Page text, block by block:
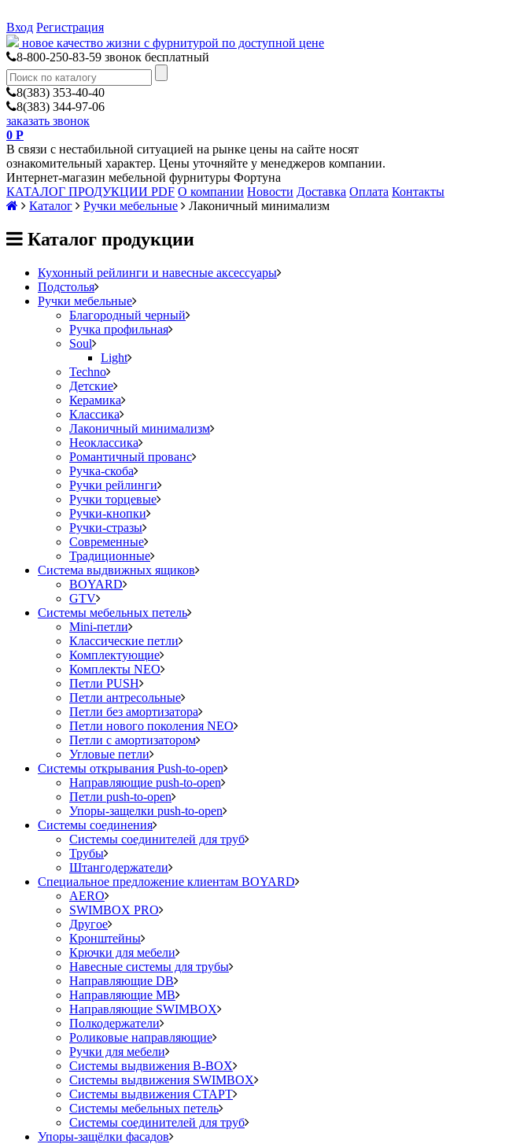
Вход Регистрация
новое качество жизни с фурнитурой по доступной цене
8-800-250-83-59 звонок бесплатный
8(383) 353-40-40
8(383) 344-97-06
заказать звонок
0 Р
В связи с нестабильной ситуацией на рынке цены на сайте носят
ознакомительный характер. Цены уточняйте у менеджеров компании.
Интернет-магазин мебельной фурнитуры Фортуна
КАТАЛОГ ПРОДУКЦИИ PDF О компании Новости Доставка Оплата Контакты
Каталог
Ручки мебельные Лаконичный минимализм
Каталог продукции
Кухонный рейлинги и навесные аксессуары
Подстолья
Ручки мебельные
Благородный черный
Ручка профильная
Soul
Light
Techno
Детские
Керамика
Классика
Лаконичный минимализм
Неоклассика
Романтичный прованс
Ручка-скоба
Ручки рейлинги
Ручки торцевые
Ручки-кнопки
Ручки-стразы
Современные
Традиционные
Система выдвижных ящиков
BOYARD
GTV
Системы мебельных петель
Mini-петли
Классические петли
Комплектующие
Комплекты NEO
Петли PUSH
Петли антресольные
Петли без амортизатора
Петли нового поколения NEO
Петли с амортизатором
Угловые петли
Системы открывания Push-to-open
Направляющие push-to-open
Петли push-to-open
Упоры-защелки push-to-open
Системы соединения
Системы соединителей для труб
Трубы
Штангодержатели
Специальное предложение клиентам BOYARD
AERO
SWIMBOX PRO
Другое
Кронштейны
Крючки для мебели
Навесные системы для трубы
Направляющие DB
Направляющие MB
Направляющие SWIMBOX
Полкодержатели
Роликовые направляющие
Ручки для мебели
Системы выдвижения B-BOX
Системы выдвижения SWIMBOX
Системы выдвижения СТАРТ
Системы мебельных петель
Системы соединителей для труб
Упоры-защёлки фасадов